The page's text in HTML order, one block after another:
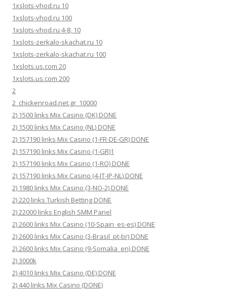
1xslots-vhod.ru 10
1xslots-vhod.ru 100
1xslots-vhod.ru 4-8, 10
1xslots-zerkalo-skachat.ru 10
1xslots-zerkalo-skachat.ru 100
1xslots.us.com 20
1xslots.us.com 200
2
2_chickenroad.net.gr_10000
2) 1500 links Mix Casino (DK) DONE
2) 1500 links Mix Casino (NL) DONE
2) 157190 links Mix Casino (1-FR-DE-GR) DONE
2) 157190 links Mix Casino (1-GR)1
2) 157190 links Mix Casino (1-RO) DONE
2) 157190 links Mix Casino (4-IT-JP-NL) DONE
2) 1980 links Mix Casino (3-NO-2) DONE
2) 220 links Turkish Betting DONE
2) 22000 links English SMM Panel
2) 2600 links Mix Casino (10-Spain_es-es) DONE
2) 2600 links Mix Casino (3-Brasil_pt-br) DONE
2) 2600 links Mix Casino (9-Somalia_en) DONE
2) 3000k
2) 4010 links Mix Casino (DE) DONE
2) 440 links Mix Casino (DONE)